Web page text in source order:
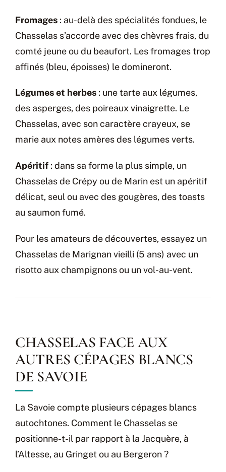
Fromages : au-delà des spécialités fondues, le
Chasselas s’accorde avec des chèvres frais, du
comté jeune ou du beaufort. Les fromages trop
affinés (bleu, époisses) le domineront.
Légumes et herbes : une tarte aux légumes,
des asperges, des poireaux vinaigrette. Le
Chasselas, avec son caractère crayeux, se
marie aux notes amères des légumes verts.
Apéritif : dans sa forme la plus simple, un
Chasselas de Crépy ou de Marin est un apéritif
délicat, seul ou avec des gougères, des toasts
au saumon fumé.
Pour les amateurs de découvertes, essayez un
Chasselas de Marignan vieilli (5 ans) avec un
risotto aux champignons ou un vol-au-vent.
CHASSELAS FACE AUX
AUTRES CÉPAGES BLANCS
DE SAVOIE
La Savoie compte plusieurs cépages blancs
autochtones. Comment le Chasselas se
positionne-t-il par rapport à la Jacquère, à
l’Altesse, au Gringet ou au Bergeron ?